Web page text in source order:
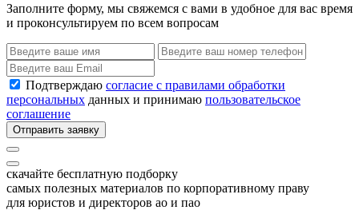
Заполните форму, мы свяжемся с вами в удобное для вас время
и проконсультируем по всем вопросам
Подтверждаю согласие с правилами обработки
персональных данных и принимаю пользовательское
соглашение
Отправить заявку
скачайте бесплатную подборку
самых полезных материалов по корпоративному праву
для юристов и директоров ао и пао